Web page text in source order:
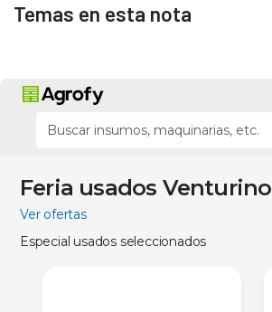
Temas en esta nota
Feria usados Venturino
Ver ofertas
Especial usados seleccionados